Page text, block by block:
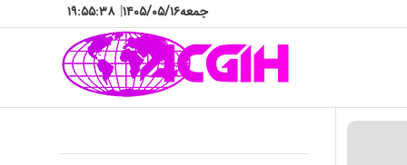
جمعه۱۴۰۵/۰۵/۱۶| ۱۹:۵۵:۴۰